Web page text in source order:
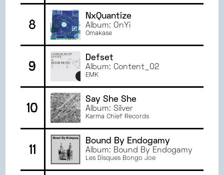
AVRIL2022
MARS2022
8
NxQuantize
Album: OnYi
Omakase
9
Defset
Album: Content_02
EMK
10
Say She She
Album: Silver
Karma Chief Records
11
Bound By Endogamy
Album: Bound By Endogamy
Les Disques Bongo Joe